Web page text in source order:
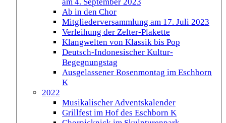
Ab in den Chor
Mitgliederversammlung am 17. Juli 2023
Verleihung der Zelter-Plakette
Klangwelten von Klassik bis Pop
Deutsch-Indonesischer Kultur-
Begegnungstag
Ausgelassener Rosenmontag im Eschborn
K
2022
Musikalischer Adventskalender
Grillfest im Hof des Eschborn K